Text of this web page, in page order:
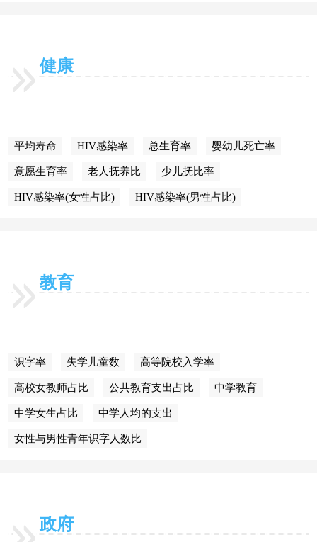
健康
平均寿命 HIV感染率 总生育率 婴幼儿死亡率
意愿生育率 老人抚养比 少儿抚比率
HIV感染率(女性占比) HIV感染率(男性占比)
教育
识字率 失学儿童数 高等院校入学率
高校女教师占比 公共教育支出占比 中学教育
中学女生占比 中学人均的支出
女性与男性青年识字人数比
政府